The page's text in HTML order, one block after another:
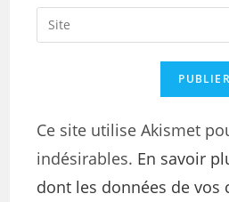
Ce site utilise Akismet
indésirables. En savoir
dont les données de vos